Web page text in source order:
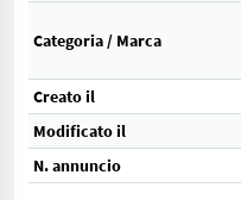
Categoria / Marca
Creato il
Modificato il
N. annuncio